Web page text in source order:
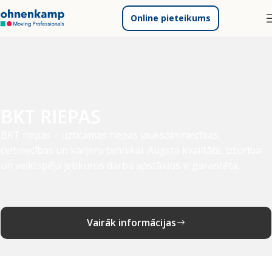
Online pieteikums
Vairāk informācijas